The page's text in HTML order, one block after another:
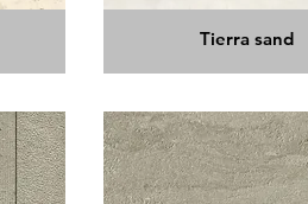
Tierra sand